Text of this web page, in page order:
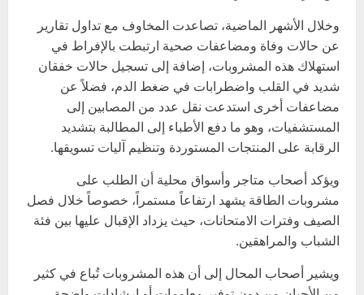
وخلال الأشهر الماضية، تصاعدت المخاوف مع تداول تقارير
عن حالات وفاة ومضاعفات صحية ارتبطت بالإفراط في
استهلاك هذه المشروبات، إضافة إلى تسجيل حالات خفقان
شديد في القلب واضطرابات في ضغط الدم، فضلاً عن
مضاعفات أخرى استدعت نقل عدد من المصابين إلى
المستشفيات، وهو ما دفع الأطباء إلى المطالبة بتشديد
الرقابة على المنتجات المستوردة وتنظيم آليات تسويقها.
ويؤكد أصحاب متاجر وأسواق محلية أن الطلب على
مشروبات الطاقة يشهد ارتفاعاً مستمراً، خصوصاً خلال فصل
الصيف وفترات الامتحانات، حيث يزداد الإقبال عليها بين فئة
الشباب والمراهقين.
ويشير أصحاب المحال إلى أن هذه المشروبات تُباع في كثير